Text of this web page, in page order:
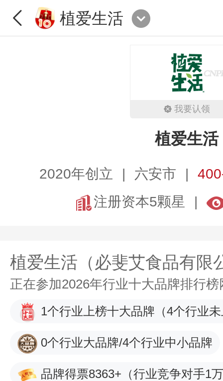
植爱生活
我要认领
植爱生活
2020年创立 六安市
注册资本5颗星
植爱生活（必斐艾食品有限
正在参加2026年行业十大品牌排行
1个行业上榜十大品牌 （4个行业
0个行业大品牌/4个行业中小品牌
品牌得票8363+ （行业竞争对手1